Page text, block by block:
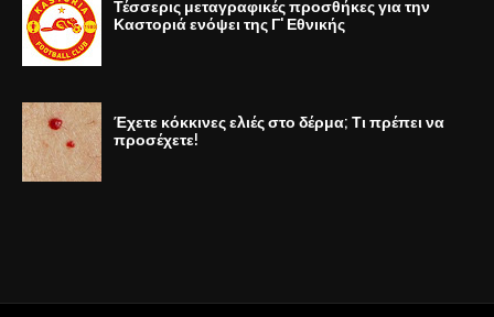
Τέσσερις μεταγραφικές προσθήκες για την
Καστοριά ενόψει της Γ' Εθνικής
Έχετε κόκκινες ελιές στο δέρμα; Τι πρέπει να
προσέχετε!